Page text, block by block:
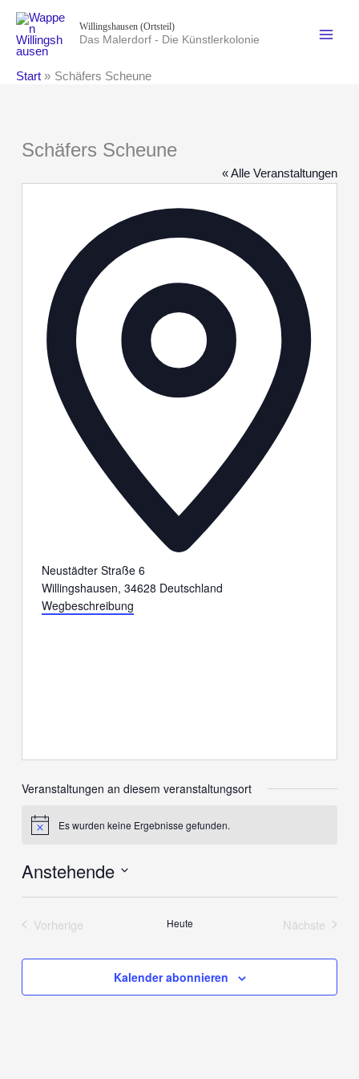
Inhalt
springen
Willingshausen (Ortsteil)
Das Malerdorf - Die Künstlerkolonie
Start Schäfers Scheune
Schäfers Scheune
« Alle Veranstaltungen
Neustädter Straße 6
Willingshausen, 34628 Deutschland
Wegbeschreibung
Veranstaltungen an diesem veranstaltungsort
HinweisEs wurden keine Ergebnisse gefunden.
Anstehende
Vorherige
Heute
Nächste
Kalender abonnieren